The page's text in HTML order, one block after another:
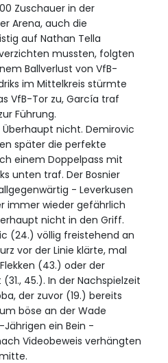
Zuschauer in der
Arena, auch die
auf Nathan Tella
mussten, folgten
Ballverlust von VfB-
im Mittelkreis stürmte
VfB-Tor zu, García traf
Führung.
Überhaupt nicht. Demirovic
später die perfekte
einem Doppelpass mit
unten traf. Der Bosnier
- Leverkusen
immer wieder gefährlich
nicht in den Griff.
(24.) völlig freistehend an
vor der Linie klärte, mal
(43.) oder der
45.). In der Nachspielzeit
der zuvor (19.) bereits
böse an der Wade
ein Bein -
Videobeweis verhängten